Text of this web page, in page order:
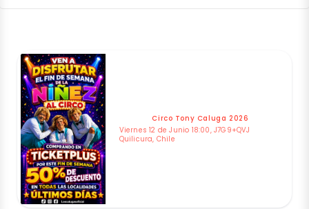
Circo Tony Caluga 2026
Viernes 12 de Junio 18:00, J7G9+QVJ
Quilicura, Chile